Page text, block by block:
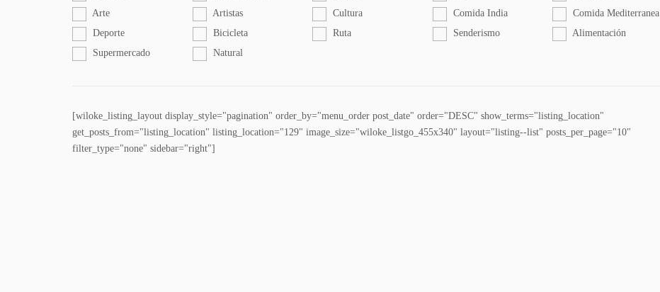
Arte
Artistas Cultura Comida India
Comida Mediterranea
Deporte
Bicicleta Ruta Senderismo
Alimentación
Supermercado
Natural
[wiloke_listing_layout display_style="pagination" order_by="menu_order post_date" order="DESC" show_terms="listing_location"
get_posts_from="listing_location" listing_location="129" image_size="wiloke_listgo_455x340" layout="listing--list" posts_per_page="10"
filter_type="none" sidebar="right"]